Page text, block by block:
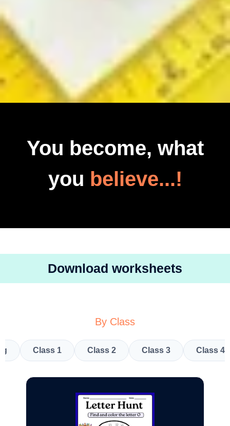
You become, what
you believe...!
Download worksheets
By Class
Class 1 Class 2 Class 3 Class 4